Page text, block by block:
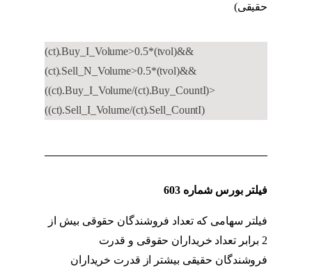
حقیقی)
(ct).Buy_I_Volume>0.5*(tvol)&&
(ct).Sell_N_Volume>0.5*(tvol)&&
((ct).Buy_I_Volume/(ct).Buy_CountI)>
((ct).Sell_I_Volume/(ct).Sell_CountI)
فیلتر بورس شماره 603
فیلتر سهامی که تعداد فروشندگان حقوقی بیش از
2 برابر تعداد خریداران حقوقی و قدرت
فروشندگان حقیقی بیشتر از قدرت خریداران